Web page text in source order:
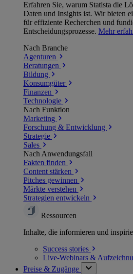
Erfahren Sie, warum Statista die
Daten und Insights ist. Wir bieten
für effiziente Recherchen und
Entscheidungsprozesse. Mehr
Nach Branche
Agenturen
Beratungen
Bildung
Konsumgüter
Finanzen
Technologie
Nach Funktion
Marketing
Forschung & Entwicklung
Strategie
Sales
Nach Anwendungsfall
Fakten finden
Content stärken
Pitches gewinnen
Märkte verstehen
Strategien entwickeln
Ressourcen
Inhalte, die informieren und
Success stories
Live-Webinars &
Preise & Zugänge